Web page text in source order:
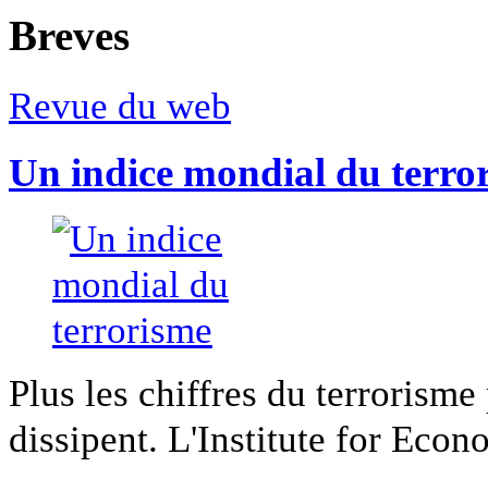
Breves
Revue du web
Un indice mondial du
Plus les chiffres du
dissipent. L'Institute for